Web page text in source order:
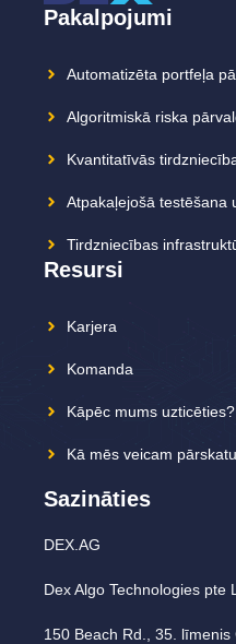
Pakalpojumi
Automatizēta portfeļa
Algoritmiskā riska
Kvantitatīvās
Atpakaļejošā testēšana
Tirdzniecības
Resursi
Karjera
Komanda
Kāpēc mums uzticēties?
Kā mēs veicam
Sazināties
DEX.AG
Dex Algo Technologies pte
150 Beach Rd., 35.